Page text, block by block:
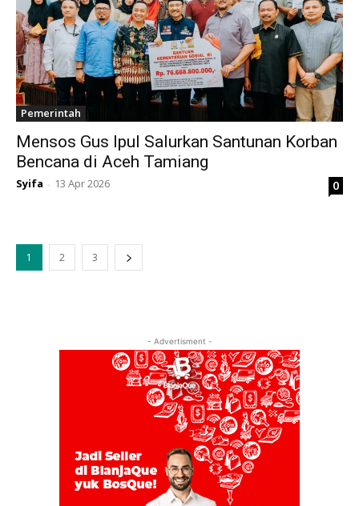
Pemerintah
Mensos Gus Ipul Salurkan Santunan Korban
Bencana di Aceh Tamiang
Syifa - 13 Apr 2026 0
1 2 3
- Advertisment -